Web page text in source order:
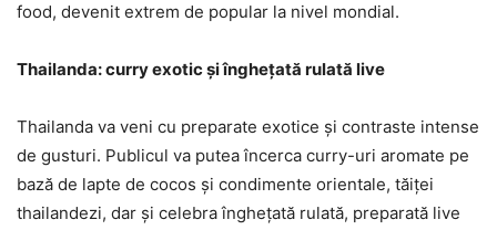
food, devenit extrem de popular la nivel mondial.
Thailanda: curry exotic și înghețată rulată live
Thailanda va veni cu preparate exotice și contraste intense
de gusturi. Publicul va putea încerca curry-uri aromate pe
bază de lapte de cocos și condimente orientale, tăiței
thailandezi, dar și celebra înghețată rulată, preparată live